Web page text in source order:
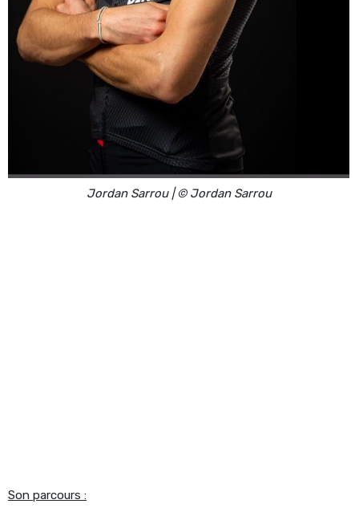
Jordan Sarrou | © Jordan Sarrou
Son parcours :